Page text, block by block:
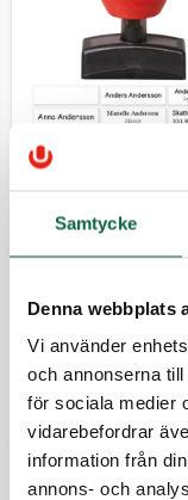
Samtycke
Denna webbplats
Vi använder
och annonserna
för sociala medier
vidarebefordrar
information från
annons- och
1000301 UniStamp
– UniStamp, Svart